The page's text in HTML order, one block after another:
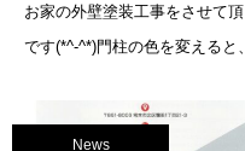
お家の外壁塗装工事をさせて
です(*^-^*)門柱の色を変える
News